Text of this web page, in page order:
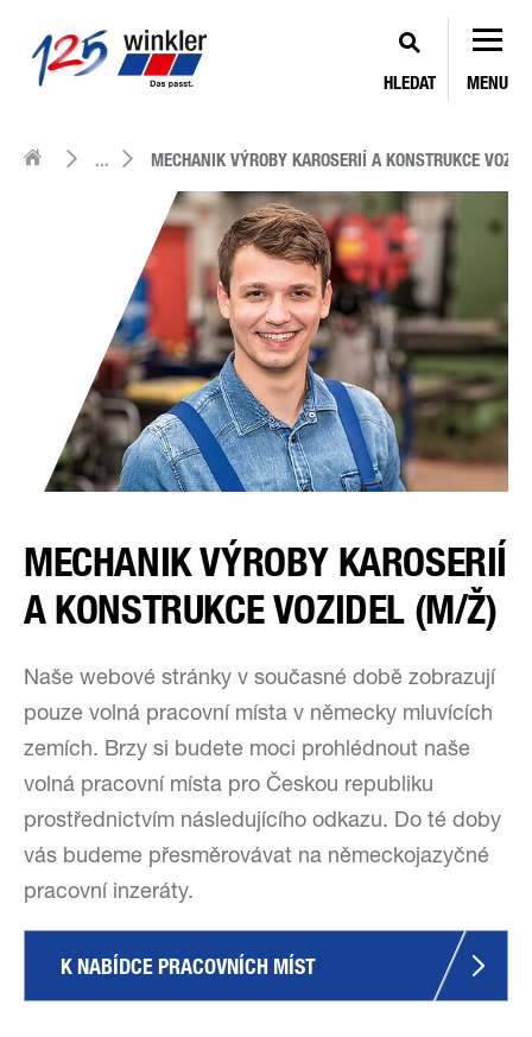
HLEDAT MENU
... MECHANIK VÝROBY KAROSERIÍ A KONSTRUKCE
MECHANIK VÝROBY KAROSERIÍ
A KONSTRUKCE VOZIDEL (M/Ž)
Naše webové stránky v současné době zobrazují
pouze volná pracovní místa v německy mluvících
zemích. Brzy si budete moci prohlédnout naše
volná pracovní místa pro Českou republiku
prostřednictvím následujícího odkazu. Do té doby
vás budeme přesměrovávat na německojazyčné
pracovní inzeráty.
K NABÍDCE PRACOVNÍCH MÍST